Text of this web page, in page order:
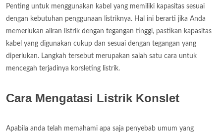
Penting untuk menggunakan kabel yang memiliki kapasitas sesuai
dengan kebutuhan penggunaan listriknya. Hal ini berarti jika Anda
memerlukan aliran listrik dengan tegangan tinggi, pastikan kapasitas
kabel yang digunakan cukup dan sesuai dengan tegangan yang
diperlukan. Langkah tersebut merupakan salah satu cara untuk
mencegah terjadinya korsleting listrik.
Cara Mengatasi Listrik Konslet
Apabila anda telah memahami apa saja penyebab umum yang